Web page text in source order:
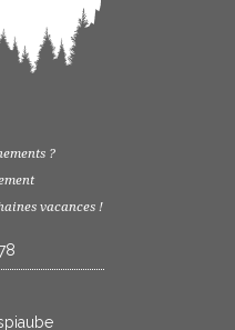
?
vacances !